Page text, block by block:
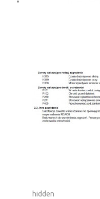
hidden